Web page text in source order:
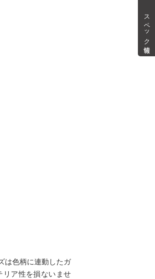
スペック情報
は色柄に連動したガ
リア性を損ないませ